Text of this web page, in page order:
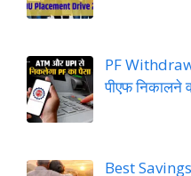
PF
पीएफ निकालने
Best